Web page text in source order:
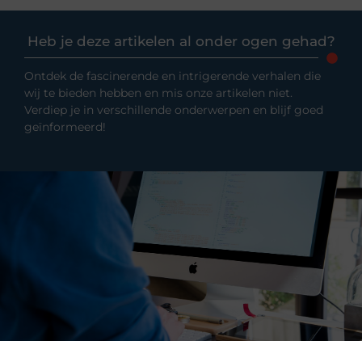
Heb je deze artikelen al onder ogen gehad?
Ontdek de fascinerende en intrigerende verhalen die
wij te bieden hebben en mis onze artikelen niet.
Verdiep je in verschillende onderwerpen en blijf goed
geïnformeerd!